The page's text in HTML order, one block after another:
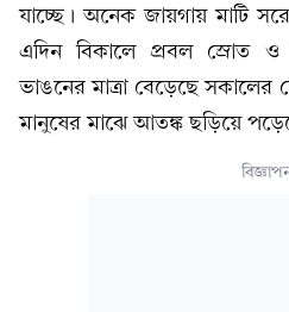
যাচ্ছে। অনেক জায়গায় মাটি
এদিন বিকালে প্রবল স্রোত
ভাঙনের মাত্রা বেড়েছে সকালের
মানুষের মাঝে আতঙ্ক ছড়িয়ে